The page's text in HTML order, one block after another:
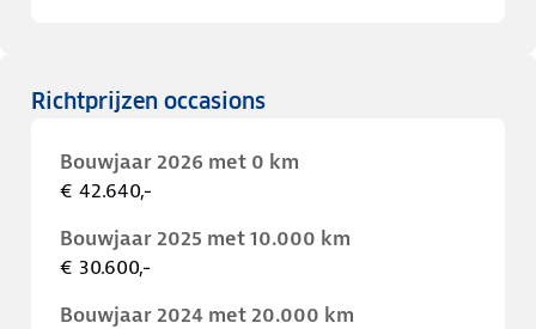
Richtprijzen occasions
Bouwjaar 2026 met 0 km
€ 42.640,-
Bouwjaar 2025 met 10.000 km
€ 30.600,-
Bouwjaar 2024 met 20.000 km